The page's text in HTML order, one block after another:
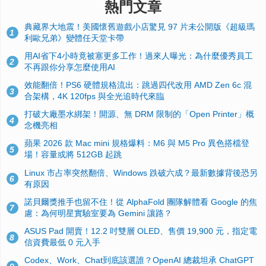
熱門文章
1
典藏界大地震！美國懷舊遊戲小店驚見 97 片未公開版《超級瑪
利歐兄弟》變體任天堂卡帶
2
用AI省下4小時竟被塞更多工作！過來人曝光：為什麼優秀員工
不再跟你分享怎麼使用AI
3
效能翻倍！PS6 硬體規格流出：跳過四代改用 AMD Zen 6c 混
合架構，4K 120fps 與全光追時代來臨
4
打破大廠墨水綁架！開源、無 DRM 限制的「Open Printer」概
念機亮相
5
蘋果 2026 款 Mac mini 規格爆料：M6 與 M5 Pro 異色搭檔登
場！容量或將 512GB 起跳
6
Linux 市占率突然翻倍、Windows 跌破六成？最新數據背後恐另
有原因
7
諾貝爾獎推手也留不住！從 AlphaFold 團隊解體看 Google 的焦
慮：為何明星實驗室要為 Gemini 讓路？
8
ASUS Pad 開賣！12.2 吋雙層 OLED、售價 19,900 元，指定電
信資費最低 0 元入手
Codex、Work、Chat到底該選誰？OpenAI 總裁坦承 ChatGPT